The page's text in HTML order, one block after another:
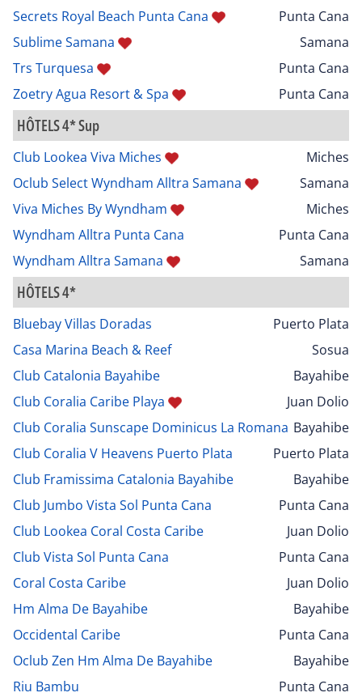
Secrets Royal Beach Punta Cana
Punta Cana
Sublime Samana
Samana
Trs Turquesa
Punta Cana
Zoetry Agua Resort & Spa
Punta Cana
HÔTELS 4* Sup
Club Lookea Viva Miches
Miches
Oclub Select Wyndham Alltra Samana
Samana
Viva Miches By Wyndham
Miches
Wyndham Alltra Punta Cana
Punta Cana
Wyndham Alltra Samana
Samana
HÔTELS 4*
Bluebay Villas Doradas
Puerto Plata
Casa Marina Beach & Reef
Sosua
Club Catalonia Bayahibe
Bayahibe
Club Coralia Caribe Playa
Juan Dolio
Club Coralia Sunscape Dominicus La Romana Bayahibe
Club Coralia V Heavens Puerto Plata
Puerto Plata
Club Framissima Catalonia Bayahibe
Bayahibe
Club Jumbo Vista Sol Punta Cana
Punta Cana
Club Lookea Coral Costa Caribe
Juan Dolio
Club Vista Sol Punta Cana
Punta Cana
Coral Costa Caribe
Juan Dolio
Hm Alma De Bayahibe
Bayahibe
Occidental Caribe
Punta Cana
Oclub Zen Hm Alma De Bayahibe
Bayahibe
Riu Bambu
Punta Cana